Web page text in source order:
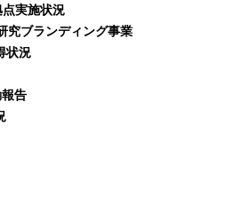
実施状況
究ブランディング事業
状況
告